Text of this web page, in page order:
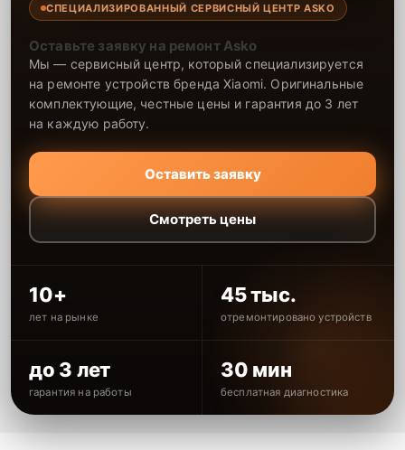
СПЕЦИАЛИЗИРОВАННЫЙ СЕРВИСНЫЙ ЦЕНТР ASKO
Оставьте заявку на ремонт Asko
Мы — сервисный центр, который специализируется
на ремонте устройств бренда Xiaomi. Оригинальные
комплектующие, честные цены и гарантия до 3 лет
на каждую работу.
Оставить заявку
Смотреть цены
10+
лет на рынке
45 тыс.
отремонтировано устройств
до 3 лет
гарантия на работы
30 мин
бесплатная диагностика